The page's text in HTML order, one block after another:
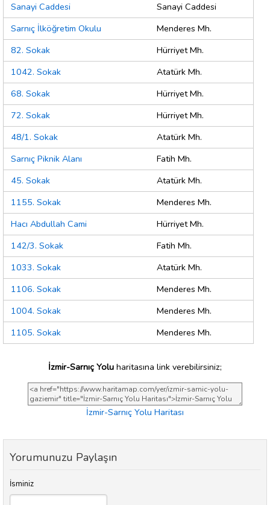
Sanayi Caddesi
Sanayi Caddesi
Sarnıç İlköğretim Okulu
Menderes Mh.
82. Sokak
Hürriyet Mh.
1042. Sokak
Atatürk Mh.
68. Sokak
Hürriyet Mh.
72. Sokak
Hürriyet Mh.
48/1. Sokak
Atatürk Mh.
Sarnıç Piknik Alanı
Fatih Mh.
45. Sokak
Atatürk Mh.
1155. Sokak
Menderes Mh.
Hacı Abdullah Cami
Hürriyet Mh.
142/3. Sokak
Fatih Mh.
1033. Sokak
Atatürk Mh.
1106. Sokak
Menderes Mh.
1004. Sokak
Menderes Mh.
1105. Sokak
Menderes Mh.
İzmir-Sarnıç Yolu haritasına link verebilirsiniz;
İzmir-Sarnıç Yolu Haritası
Yorumunuzu Paylaşın
İsminiz